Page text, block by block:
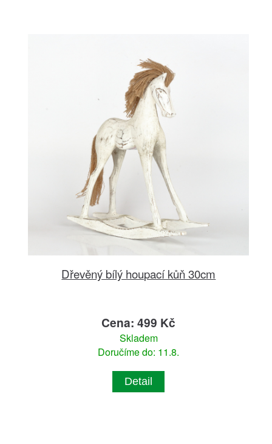
Dřevěný bílý houpací kůň 30cm
Cena: 499 Kč
Skladem
Doručíme do: 11.8.
Detail